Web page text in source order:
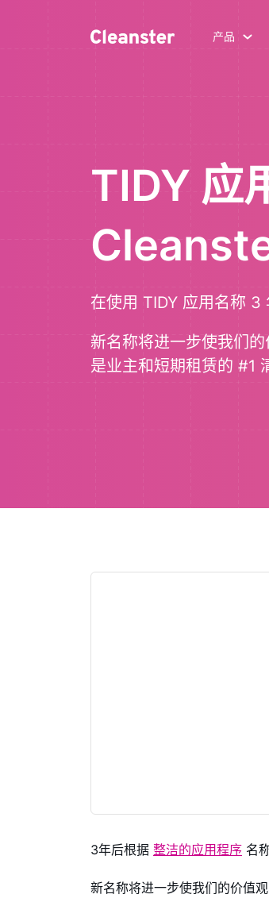
产品
TIDY 应
在使用 TIDY 应用名称
新名称将进一步使我们
是业主和短期租赁的 #1
3年后根据 整洁的应用程序 名
新名称将进一步使我们的价值